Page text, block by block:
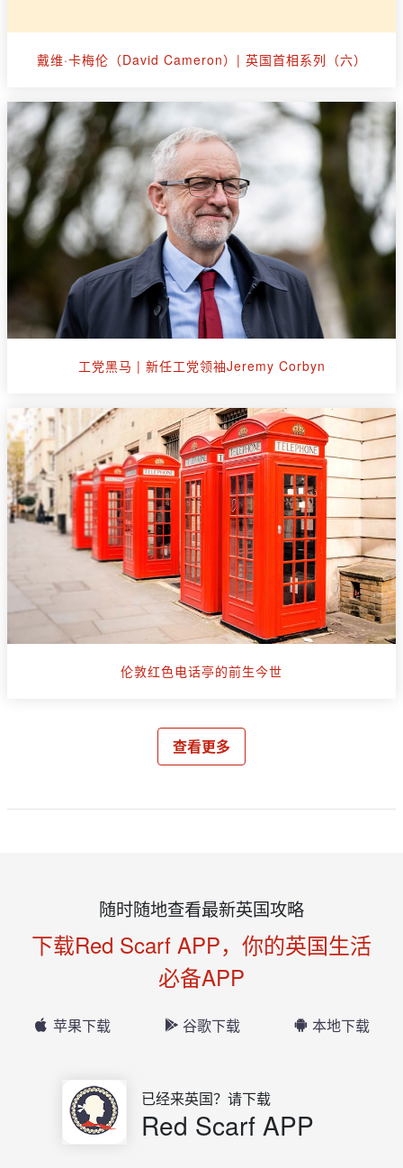
戴维·卡梅伦（David Cameron）| 英国首相系列（六）
工党黑马 | 新任工党领袖Jeremy Corbyn
伦敦红色电话亭的前生今世
查看更多
随时随地查看最新英国攻略
下载Red Scarf APP，你的英国生活
必备APP
苹果下载 谷歌下载 本地下载
已经来英国？请下载
Red Scarf APP